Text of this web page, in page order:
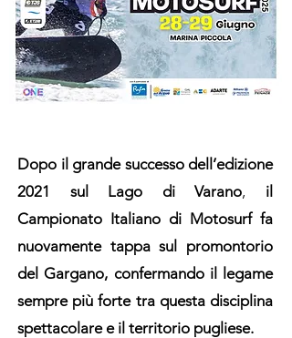
Dopo il grande successo dell’edizione
2021 sul Lago di Varano, il
Campionato Italiano di Motosurf fa
nuovamente tappa sul promontorio
del Gargano, confermando il legame
sempre più forte tra questa disciplina
spettacolare e il territorio pugliese.